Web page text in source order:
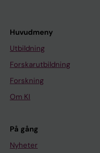
Huvudmeny
Utbildning
Forskarutbildning
Forskning
Om KI
På gång
Nyheter